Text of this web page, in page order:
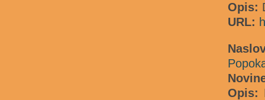
Opis:
URL:
Opis: